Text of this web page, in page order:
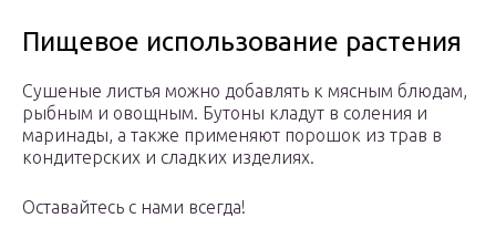
Пищевое использование растения
Сушеные листья можно добавлять к мясным блюдам,
рыбным и овощным. Бутоны кладут в соления и
маринады, а также применяют порошок из трав в
кондитерских и сладких изделиях.
Оставайтесь с нами всегда!